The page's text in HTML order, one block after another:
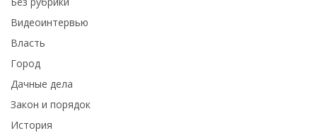
Видеоинтервью
Власть
Город
Дачные дела
Закон и порядок
История